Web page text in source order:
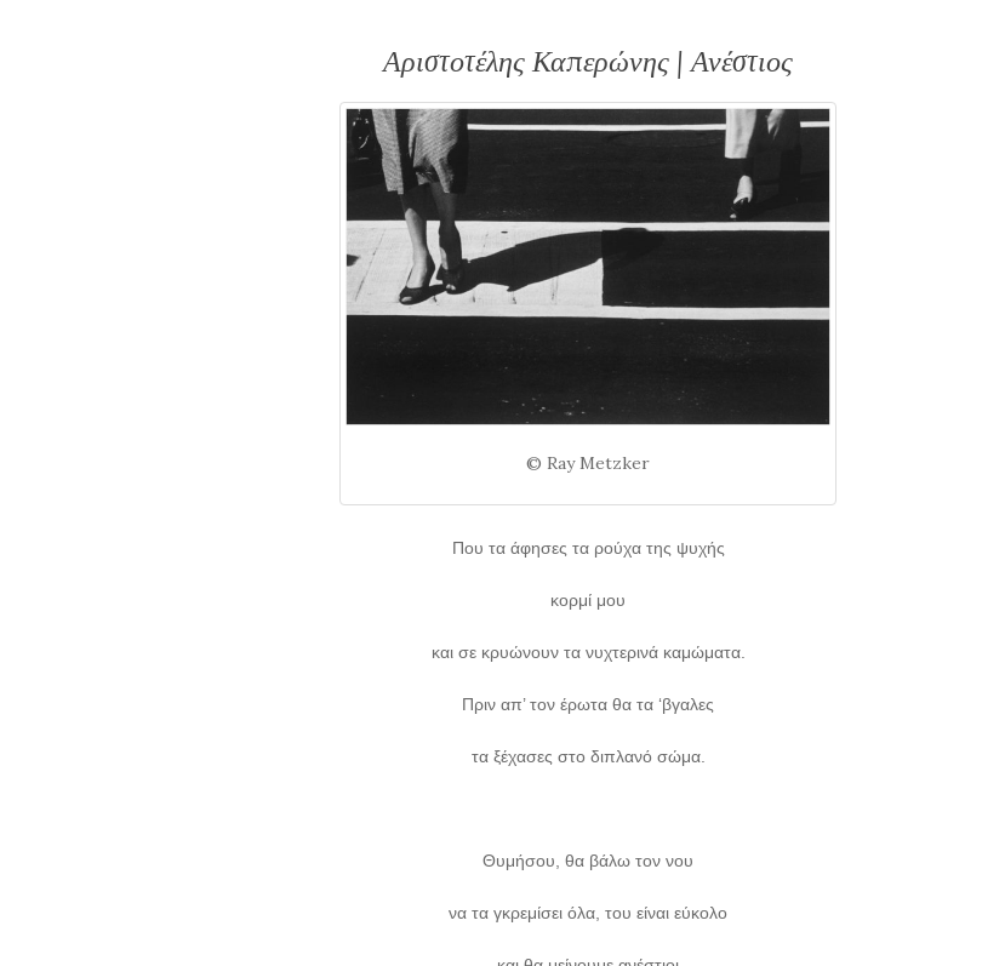
Αριστοτέλης Καπερώνης | Ανέστιος
© Ray Metzker
Που τα άφησες τα ρούχα της ψυχής
κορμί μου
και σε κρυώνουν τα νυχτερινά καμώματα.
Πριν απ’ τον έρωτα θα τα ‘βγαλες
τα ξέχασες στο διπλανό σώμα.
Θυμήσου, θα βάλω τον νου
να τα γκρεμίσει όλα, του είναι εύκολο